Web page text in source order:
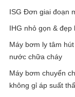
ISG Đơn giai đoạn
IHG nhỏ gọn &
Máy bơm ly tâm
nước chữa cháy
Máy bơm chuyển
không gỉ áp suất